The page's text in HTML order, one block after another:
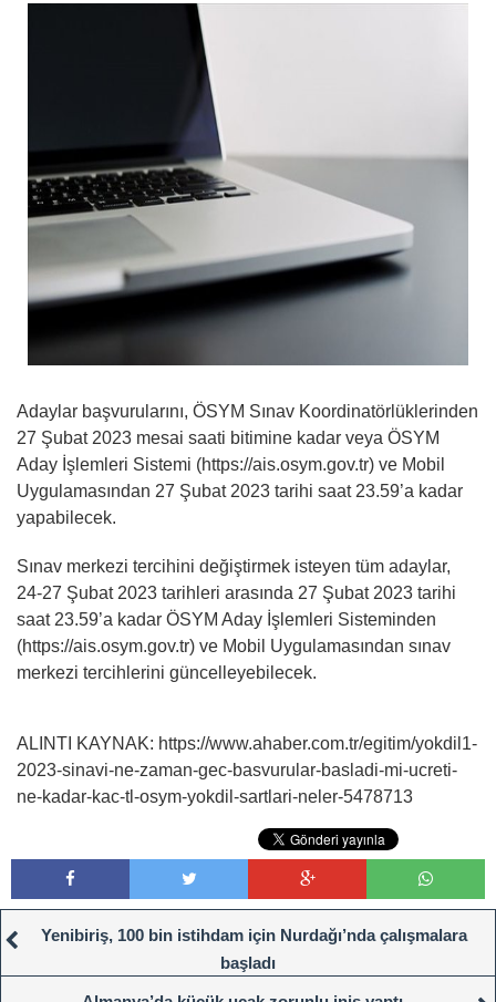
Adaylar başvurularını, ÖSYM Sınav Koordinatörlüklerinden
27 Şubat 2023 mesai saati bitimine kadar veya ÖSYM
Aday İşlemleri Sistemi (https://ais.osym.gov.tr) ve Mobil
Uygulamasından 27 Şubat 2023 tarihi saat 23.59’a kadar
yapabilecek.
Sınav merkezi tercihini değiştirmek isteyen tüm adaylar,
24-27 Şubat 2023 tarihleri arasında 27 Şubat 2023 tarihi
saat 23.59’a kadar ÖSYM Aday İşlemleri Sisteminden
(https://ais.osym.gov.tr) ve Mobil Uygulamasından sınav
merkezi tercihlerini güncelleyebilecek.
ALINTI KAYNAK: https://www.ahaber.com.tr/egitim/yokdil1-
2023-sinavi-ne-zaman-gec-basvurular-basladi-mi-ucreti-
ne-kadar-kac-tl-osym-yokdil-sartlari-neler-5478713
Yenibiriş, 100 bin istihdam için Nurdağı’nda çalışmalara
başladı